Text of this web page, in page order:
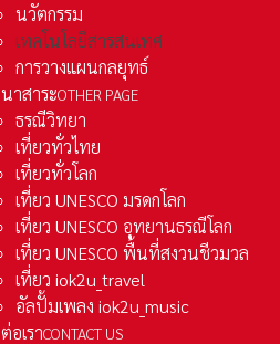
นวัตกรรม
เทคโนโลยีสารสนเทศ
การวางแผนกลยุทธ์
าสาระOTHER PAGE
ธรณีวิทยา
เที่ยวทั่วไทย
เที่ยวทั่วโลก
เที่ยว UNESCO มรดกโลก
เที่ยว UNESCO อุทยานธรณีโลก
เที่ยว UNESCO พื้นที่สงวนชีวมวล
เที่ยว iok2u_travel
อัลปั้มเพลง iok2u_music
อเราCONTACT US